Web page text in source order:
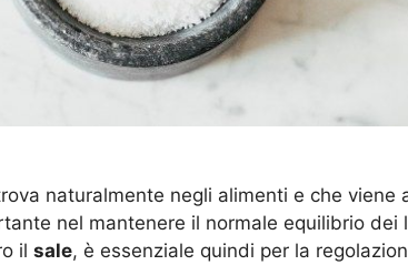
naturalmente negli alimenti e che viene
nel mantenere il normale equilibrio dei
il sale, è essenziale quindi per la